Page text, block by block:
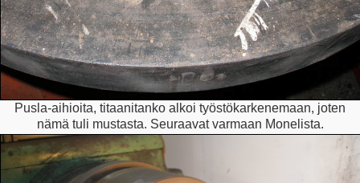
Pusla-aihioita, titaanitanko alkoi työstökarkenemaan, joten
nämä tuli mustasta. Seuraavat varmaan Monelista.